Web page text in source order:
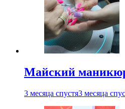
Майский
3 месяца спустя3 месяца